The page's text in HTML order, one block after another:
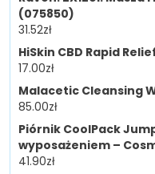
(075850)
31.52zł
HiSkin CBD Rapid
17.00zł
Malacetic Cleansing
85.00zł
Piórnik CoolPack
wyposażeniem –
41.90zł